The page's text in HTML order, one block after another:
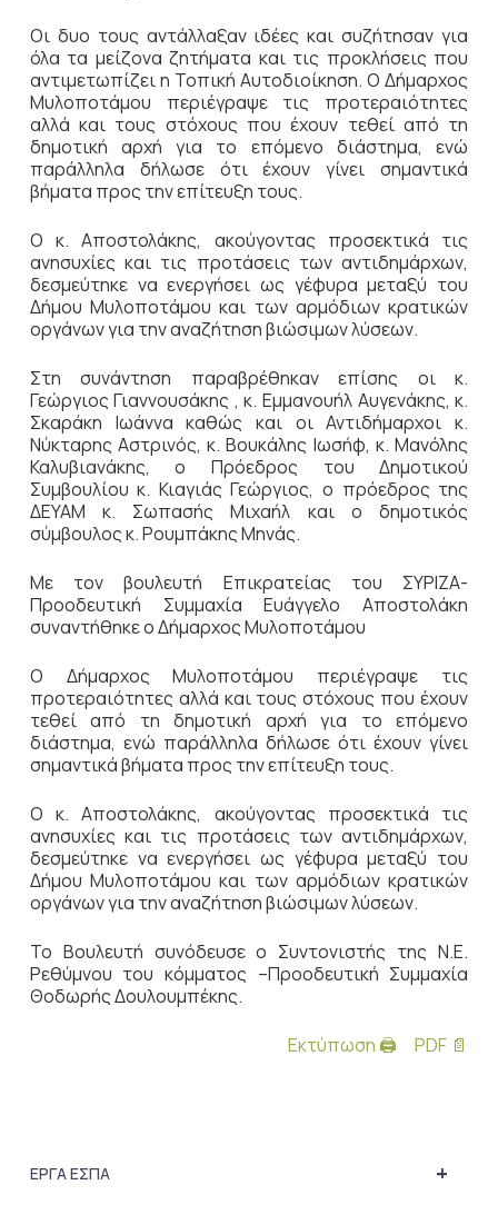
Οι δυο τους αντάλλαξαν ιδέες και συζήτησαν για
όλα τα μείζονα ζητήματα και τις προκλήσεις που
αντιμετωπίζει η Τοπική Αυτοδιοίκηση. Ο Δήμαρχος
Μυλοποτάμου περιέγραψε τις προτεραιότητες
αλλά και τους στόχους που έχουν τεθεί από τη
δημοτική αρχή για το επόμενο διάστημα, ενώ
παράλληλα δήλωσε ότι έχουν γίνει σημαντικά
βήματα προς την επίτευξη τους.
Ο κ. Αποστολάκης, ακούγοντας προσεκτικά τις
ανησυχίες και τις προτάσεις των αντιδημάρχων,
δεσμεύτηκε να ενεργήσει ως γέφυρα μεταξύ του
Δήμου Μυλοποτάμου και των αρμόδιων κρατικών
οργάνων για την αναζήτηση βιώσιμων λύσεων.
Στη συνάντηση παραβρέθηκαν επίσης οι κ.
Γεώργιος Γιαννουσάκης , κ. Εμμανουήλ Αυγενάκης, κ.
Σκαράκη Ιωάννα καθώς και οι Αντιδήμαρχοι κ.
Νύκταρης Αστρινός, κ. Βουκάλης Ιωσήφ, κ. Μανόλης
Καλυβιανάκης, ο Πρόεδρος του Δημοτικού
Συμβουλίου κ. Κιαγιάς Γεώργιος, ο πρόεδρος της
ΔΕΥΑΜ κ. Σωπασής Μιχαήλ και ο δημοτικός
σύμβουλος κ. Ρουμπάκης Μηνάς.
Με τον βουλευτή Επικρατείας του ΣΥΡΙΖΑ-
Προοδευτική Συμμαχία Ευάγγελο Αποστολάκη
συναντήθηκε ο Δήμαρχος Μυλοποτάμου
Ο Δήμαρχος Μυλοποτάμου περιέγραψε τις
προτεραιότητες αλλά και τους στόχους που έχουν
τεθεί από τη δημοτική αρχή για το επόμενο
διάστημα, ενώ παράλληλα δήλωσε ότι έχουν γίνει
σημαντικά βήματα προς την επίτευξη τους.
Ο κ. Αποστολάκης, ακούγοντας προσεκτικά τις
ανησυχίες και τις προτάσεις των αντιδημάρχων,
δεσμεύτηκε να ενεργήσει ως γέφυρα μεταξύ του
Δήμου Μυλοποτάμου και των αρμόδιων κρατικών
οργάνων για την αναζήτηση βιώσιμων λύσεων.
To Βουλευτή συνόδευσε ο Συντονιστής της Ν.Ε.
Ρεθύμνου του κόμματος –Προοδευτική Συμμαχία
Θοδωρής Δουλουμπέκης.
Εκτύπωση 🖨
PDF 📄
+
ΕΡΓΑ ΕΣΠΑ